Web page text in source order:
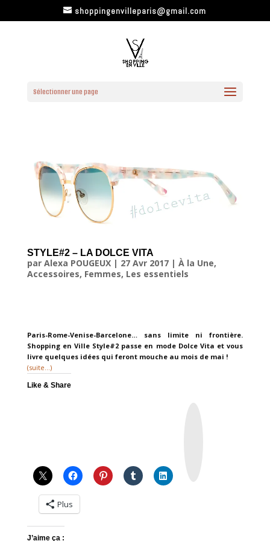
shoppingenvilleparis@gmail.com
Sélectionner une page
STYLE#2 – LA DOLCE VITA
par Alexa POUGEUX| 27 Avr 2017| À la Une,
Accessoires, Femmes, Les essentiels
Paris-Rome-Venise-Barcelone… sans limite ni frontière.
Shopping en Ville Style#2 passe en mode Dolce Vita et vous
livre quelques idées qui feront mouche au mois de mai !
(suite…)
Like & Share
Plus
J’aime ça :